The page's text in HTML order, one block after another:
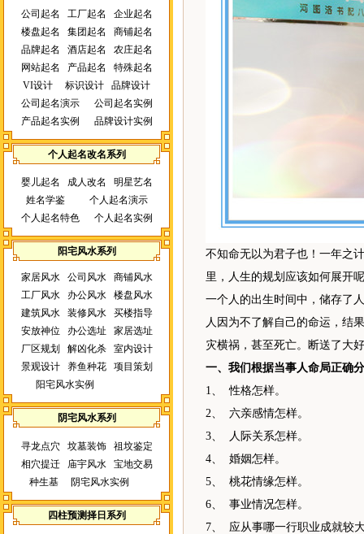
公司起名 工厂起名
企业起名
楼盘起名
集团起名
商铺起名
品牌起名
酒店起名
农庄起名
网站起名
产品起名
特殊起名
VI设计
标识设计
品牌设计
公司起名演示
公司起名实例
产品起名实例
品牌设计实例
个人起名改名系列
婴儿起名 成人改名
明星艺名
姓名学鉴
个人起名演示
个人起名特色
个人起名实例
阳宅风水系列
家居风水 公司风水
商铺风水
工厂风水
办公风水
楼盘风水
建筑风水
装修风水
买楼指导
安放神位
办公选址
家居选址
厂区规划
解凶化杀
室内设计
景观设计
养鱼种花
项目策划
阳宅风水实例
阴宅风水系列
寻龙点穴 坟墓装饰
祖坟鉴定
相穴提迁
庙宇风水
宝地交易
种生基
阴宅风水实例
四柱预测择日系列
不知命无以为君子也！一年之
里，人生的规划应该如何展开
一个人的出生时间中，储存了
人因为不了解自己的命运，结
灾横祸，甚至死亡。断送了大
一、我们根据当事人命局正确
1、 性格怎样。
2、 六亲感情怎样。
3、 人际关系怎样。
4、 婚姻怎样。
5、 桃花情缘怎样。
6、 事业情况怎样。
7、 应从事哪一行职业成就较